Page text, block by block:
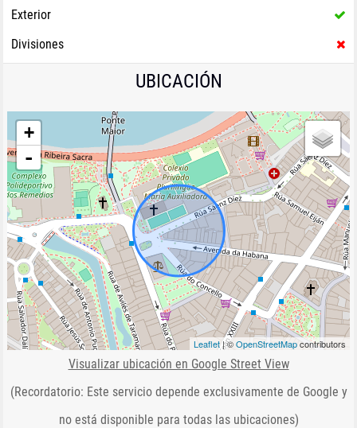
Exterior
Divisiones
UBICACIÓN
+
-
Leaflet| ©OpenStreetMapcontributors
Visualizar ubicación en Google Street View
(Recordatorio: Este servicio depende exclusivamente de Google y
no está disponible para todas las ubicaciones)